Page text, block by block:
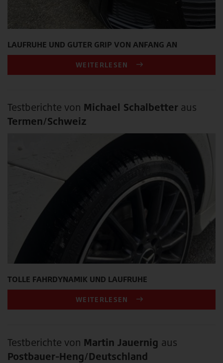
LAUFRUHE UND GUTER GRIP VON ANFANG AN
WEITERLESEN
Testberichte von Michael Schalbetter aus
Termen/Schweiz
TOLLE FAHRDYNAMIK UND LAUFRUHE
WEITERLESEN
Testberichte von Martin Jauernig aus
Postbauer-Heng/Deutschland